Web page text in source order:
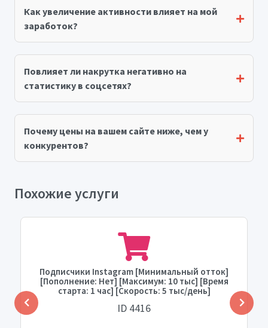
Как увеличение активности влияет на мой
заработок?
Повлияет ли накрутка негативно на
статистику в соцсетях?
Почему цены на вашем сайте ниже, чем у
конкурентов?
Похожие услуги
Подписчики Instagram [Минимальный отток]
[Пополнение: Нет] [Максимум: 10 тыс] [Время
старта: 1 час] [Скорость: 5 тыс/день]
ID 4416